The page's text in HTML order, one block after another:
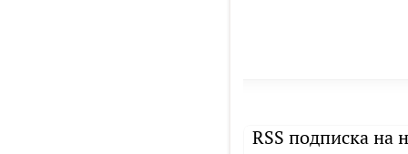
RSS подписка на